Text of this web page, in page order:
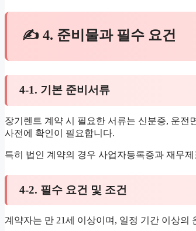
✍ 4. 준비물과 필수 요건
4-1. 기본 준비서류
장기렌트 계약 시 필요한 서류는 신분증, 운전
사전에 확인이 필요합니다.
특히 법인 계약의 경우 사업자등록증과 재무
4-2. 필수 요건 및 조건
계약자는 만 21세 이상이며, 일정 기간 이상